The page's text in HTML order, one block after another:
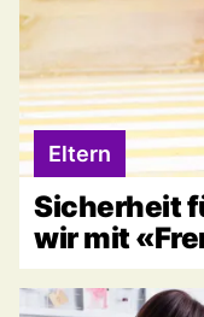
Eltern
Sicherheit
wir mit